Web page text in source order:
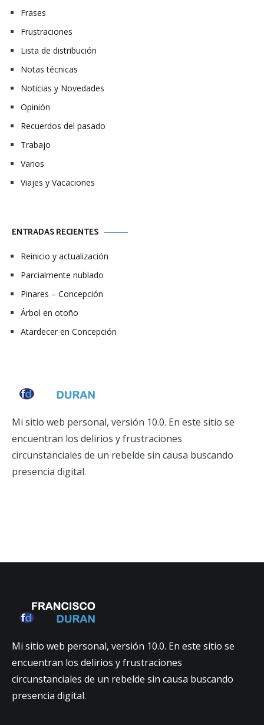
Frases
Frustraciones
Lista de distribución
Notas técnicas
Noticias y Novedades
Opinión
Recuerdos del pasado
Trabajo
Varios
Viajes y Vacaciones
ENTRADAS RECIENTES
Reinicio y actualización
Parcialmente nublado
Pinares – Concepción
Árbol en otoño
Atardecer en Concepción
Mi sitio web personal, versión 10.0. En este sitio se
encuentran los delirios y frustraciones
circunstanciales de un rebelde sin causa buscando
presencia digital.
Mi sitio web personal, versión 10.0. En este sitio se
encuentran los delirios y frustraciones
circunstanciales de un rebelde sin causa buscando
presencia digital.